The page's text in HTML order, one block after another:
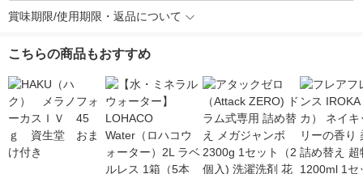
賞味期限/使用期限・返品について
こちらの商品もおすすめ